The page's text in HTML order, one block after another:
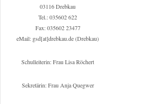
03116 Drebkau
Tel.: 035602 622
Fax: 035602 23477
eMail: gsd[at]drebkau.de (Drebkau)
Schulleiterin: Frau Lisa Röchert
Sekretärin: Frau Anja Quegwer